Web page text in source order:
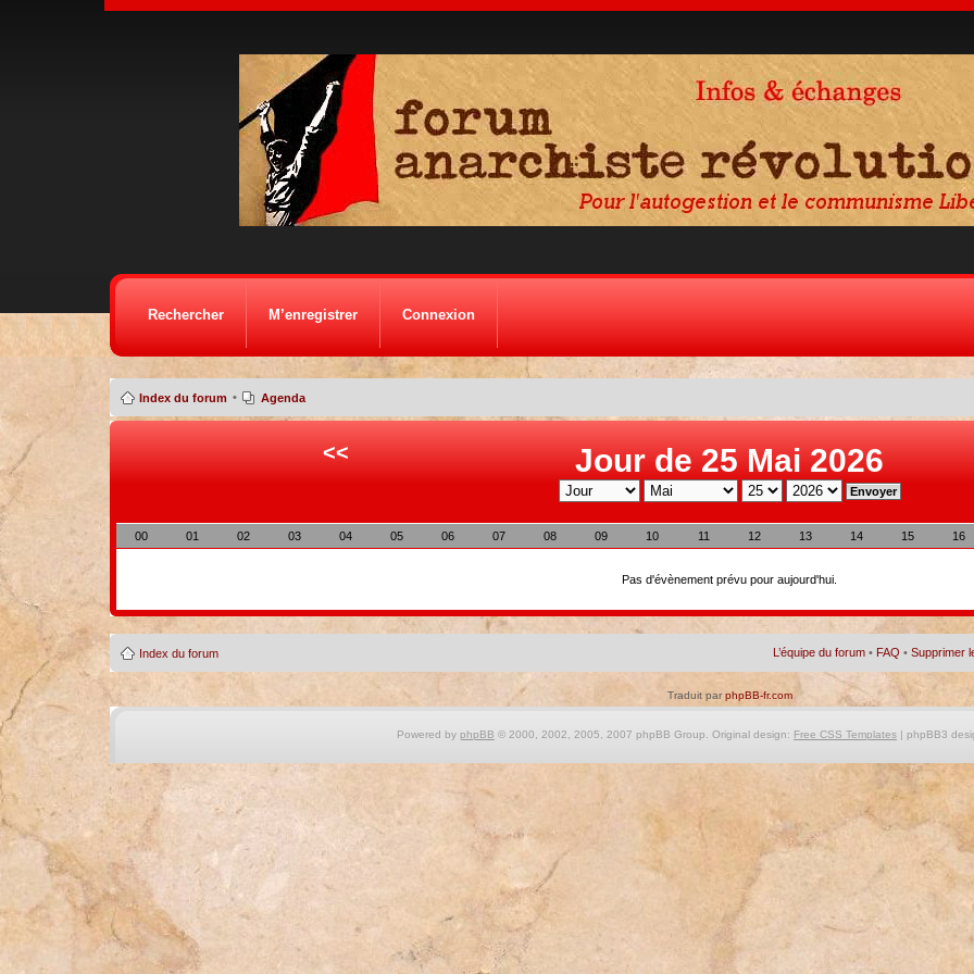
Rechercher M’enregistrer Connexion
Index du forum • Agenda
<< Jour de 25 Mai 2026
00 01 02 03 04 05 06 07 08 09 10 11 12 13 14 15 16
Pas d'évènement prévu pour aujourd'hui.
Index du forum L’équipe du forum • FAQ •Supprimer
Traduit parphpBB-fr.com
Powered by phpBB © 2000, 2002, 2005, 2007 phpBB Group. Original design: Free CSS Templates| phpBB3